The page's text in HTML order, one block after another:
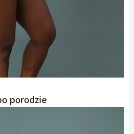
porodzie